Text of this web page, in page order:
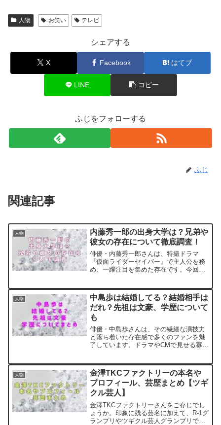
人物 お笑い テレビ
シェアする
X Facebook はてブ
LINE コピー
ふじをフォローする
ふじ
関連記事
人物
内藤秀一郎の出身大学は？兄弟や
彼女の存在について徹底調査！
俳優・内藤秀一郎さんは、特撮ドラマ
『仮面ライダーセイバー』で主人公を務
め、一躍注目を集めた存在です。今回は
れまでに噂になった彼女の情報までをま
とめてご紹介します。イケメ...
人物
中島歩は結婚してる？結婚相手は
だれ？先祖は文豪、学歴について
も
俳優・中島歩さんは、その繊細な演技力
と落ち着いた存在感で多くのファンを魅
了しています。ドラマやCMで見せる寡黙
っとりしていて、ちょっとお茶目な一面
もあるんですよね。これ...
人物
金澤TKCファクトリーの本名や
プロフィール、芸歴まとめ【ツギ
クル芸人】
金澤TKCファクトリーさんをご存じでし
ょうか。印象に残る芸名に加えて、R-1グ
ランプリやツギクル芸人グランプリでの